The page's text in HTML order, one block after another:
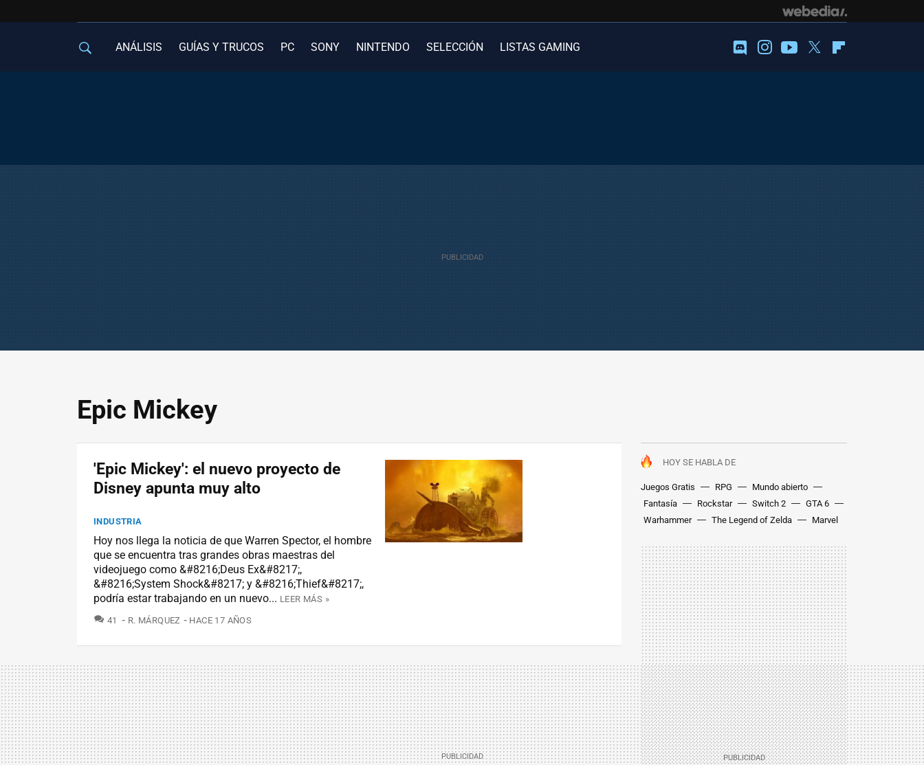
ANÁLISIS GUÍAS Y TRUCOS PC SONY NINTENDO SELECCIÓN LISTAS GAMING DiscordInstagramYoutubeTwitter
Epic Mickey
HOY SE HABLA DE
Juegos Gratis RPG
Mundo abierto
Fantasía
Rockstar Switch 2
GTA 6
Warhammer
The Legend of Zelda Marvel
'Epic Mickey': el nuevo proyecto de
Disney apunta muy alto
INDUSTRIA
Hoy nos llega la noticia de que Warren Spector, el hombre
que se encuentra tras grandes obras maestras del
videojuego como &#8216;Deus Ex&#8217;,
&#8216;System Shock&#8217; y &#8216;Thief&#8217;,
podría estar trabajando en un nuevo... LEER MÁS »
41 COMENTARIOS
R. MÁRQUEZ HACE 17 AÑOS